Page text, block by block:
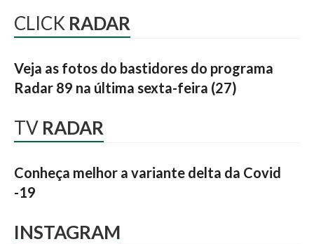
CLICK RADAR
Veja as fotos do bastidores do programa
Radar 89 na última sexta-feira (27)
TV RADAR
Conheça melhor a variante delta da Covid
-19
INSTAGRAM